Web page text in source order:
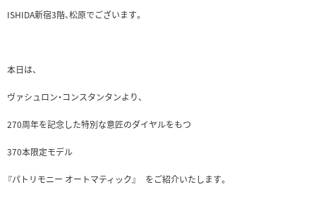
ISHIDA新宿3階、松原でございます。
本日は、
ヴァシュロン・コンスタンタンより、
270周年を記念した特別な意匠のダイヤルをもつ
370本限定モデル
『パトリモニー オートマティック』 をご紹介いたします。